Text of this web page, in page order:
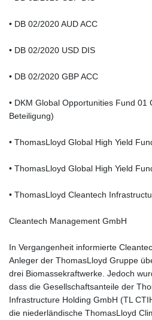
• DB 02/2020 AUD ACC
• DB 02/2020 USD DIS
• DB 02/2020 GBP ACC
• DKM Global Opportunities Fund 01
Beteiligung)
• ThomasLloyd Global High Yield
• ThomasLloyd Global High Yield
• ThomasLloyd Cleantech
Cleantech Management GmbH
In Vergangenheit informierte
Anleger der ThomasLloyd Gruppe
drei Biomassekraftwerke. Jedoch
dass die Gesellschaftsanteile der
Infrastructure Holding GmbH (TL
die niederländische ThomasLloyd